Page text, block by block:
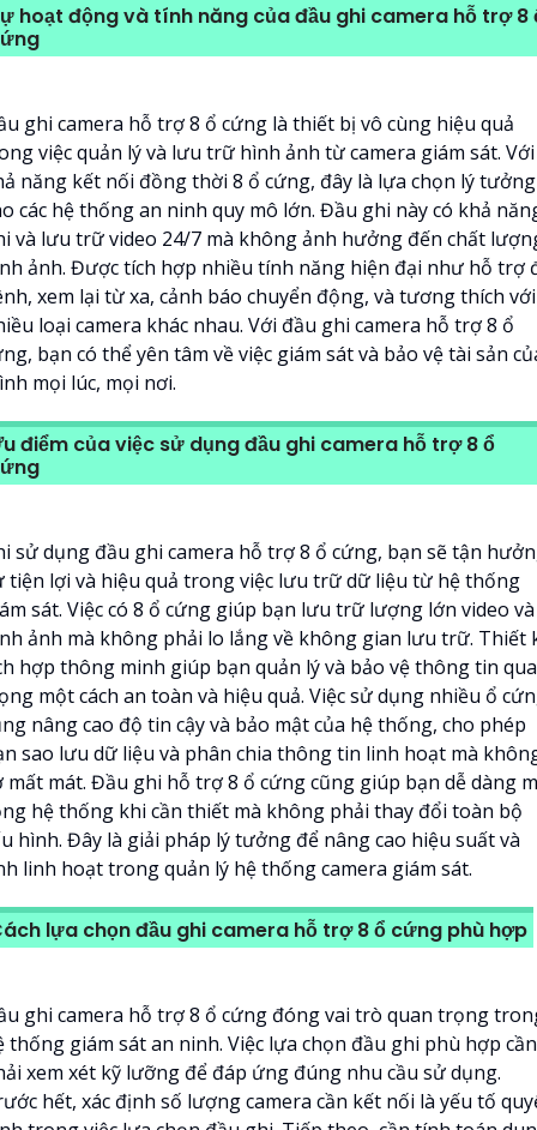
hoạt động và tính năng của đầu ghi camera hỗ trợ 8
ghi camera hỗ trợ 8 ổ cứng là thiết bị vô cùng hiệu quả
việc quản lý và lưu trữ hình ảnh từ camera giám sát. Với
năng kết nối đồng thời 8 ổ cứng, đây là lựa chọn lý tưởng
các hệ thống an ninh quy mô lớn. Đầu ghi này có khả
và lưu trữ video 24/7 mà không ảnh hưởng đến chất
ảnh. Được tích hợp nhiều tính năng hiện đại như hỗ trợ
xem lại từ xa, cảnh báo chuyển động, và tương thích với
loại camera khác nhau. Với đầu ghi camera hỗ trợ 8 ổ
bạn có thể yên tâm về việc giám sát và bảo vệ tài sản
mọi lúc, mọi nơi.
điểm của việc sử dụng đầu ghi camera hỗ trợ 8 ổ
sử dụng đầu ghi camera hỗ trợ 8 ổ cứng, bạn sẽ tận
tiện lợi và hiệu quả trong việc lưu trữ dữ liệu từ hệ thống
sát. Việc có 8 ổ cứng giúp bạn lưu trữ lượng lớn video và
ảnh mà không phải lo lắng về không gian lưu trữ. Thiết
hợp thông minh giúp bạn quản lý và bảo vệ thông tin
một cách an toàn và hiệu quả. Việc sử dụng nhiều ổ
nâng cao độ tin cậy và bảo mật của hệ thống, cho phép
sao lưu dữ liệu và phân chia thông tin linh hoạt mà
mất mát. Đầu ghi hỗ trợ 8 ổ cứng cũng giúp bạn dễ dàng
hệ thống khi cần thiết mà không phải thay đổi toàn bộ
hình. Đây là giải pháp lý tưởng để nâng cao hiệu suất và
linh hoạt trong quản lý hệ thống camera giám sát.
lựa chọn đầu ghi camera hỗ trợ 8 ổ cứng phù hợp
ghi camera hỗ trợ 8 ổ cứng đóng vai trò quan trọng
thống giám sát an ninh. Việc lựa chọn đầu ghi phù hợp cần
xem xét kỹ lưỡng để đáp ứng đúng nhu cầu sử dụng.
hết, xác định số lượng camera cần kết nối là yếu tố